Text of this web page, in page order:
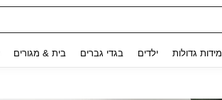
מידות גדולות ילדים בגדי גברים בית & מגורים